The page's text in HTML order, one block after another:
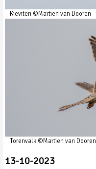
Kieviten ©Martien van Dooren
Torenvalk ©Martien van Dooren
13-10-2023